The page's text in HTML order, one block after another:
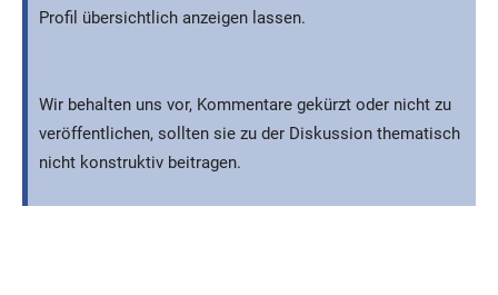
Profil übersichtlich anzeigen lassen.
Wir behalten uns vor, Kommentare gekürzt oder nicht zu
veröffentlichen, sollten sie zu der Diskussion thematisch
nicht konstruktiv beitragen.